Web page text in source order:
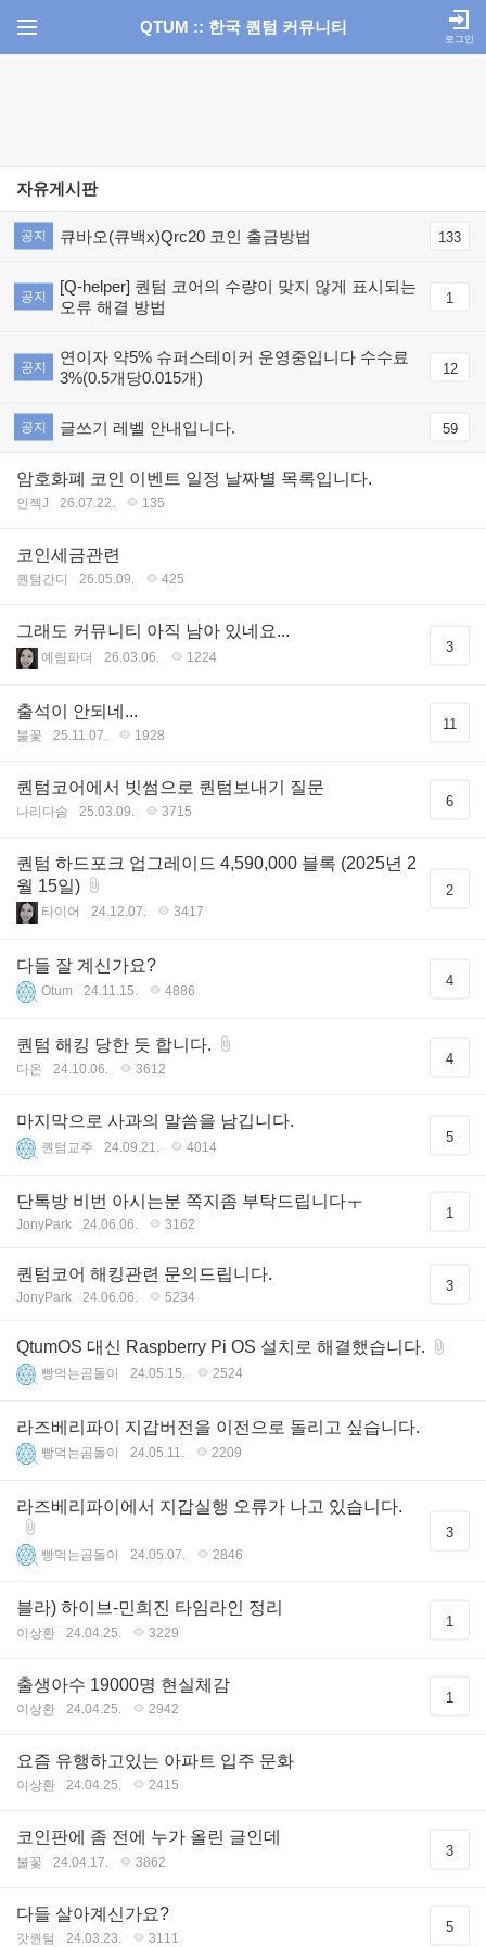
QTUM :: 한국 퀀텀 커뮤니티
로그인
자유게시판
공지 큐바오(큐백x)Qrc20 코인 출금방법 133
공지
[Q-helper] 퀀텀 코어의 수량이 맞지 않게 표시되는
오류 해결 방법
1
공지
연이자 약5% 슈퍼스테이커 운영중입니다 수수료
3%(0.5개당0.015개)
12
공지 글쓰기 레벨 안내입니다. 59
암호화폐 코인 이벤트 일정 날짜별 목록입니다.
인젝J 26.07.22. 135
코인세금관련
퀀텀간디 26.05.09. 425
그래도 커뮤니티 아직 남아 있네요...
예림파더 26.03.06. 1224
3
출석이 안되네...
불꽃 25.11.07. 1928
11
퀀텀코어에서 빗썸으로 퀀텀보내기 질문
나리다솜 25.03.09. 3715
6
퀀텀 하드포크 업그레이드 4,590,000 블록 (2025년 2
월 15일)
타이어 24.12.07. 3417
2
다들 잘 계신가요?
Otum 24.11.15. 4886
4
퀀텀 해킹 당한 듯 합니다.
다온 24.10.06. 3612
4
마지막으로 사과의 말씀을 남깁니다.
퀀텀교주 24.09.21. 4014
5
단톡방 비번 아시는분 쪽지좀 부탁드립니다ㅜ
JonyPark 24.06.06. 3162
1
퀀텀코어 해킹관련 문의드립니다.
JonyPark 24.06.06. 5234
3
QtumOS 대신 Raspberry Pi OS 설치로 해결했습니다.
빵먹는곰돌이 24.05.15. 2524
라즈베리파이 지갑버전을 이전으로 돌리고 싶습니다.
빵먹는곰돌이 24.05.11. 2209
라즈베리파이에서 지갑실행 오류가 나고 있습니다.
빵먹는곰돌이 24.05.07. 2846
3
블라) 하이브-민희진 타임라인 정리
이상환 24.04.25. 3229
1
출생아수 19000명 현실체감
이상환 24.04.25. 2942
1
요즘 유행하고있는 아파트 입주 문화
이상환 24.04.25. 2415
코인판에 좀 전에 누가 올린 글인데
불꽃 24.04.17. 3862
3
다들 살아계신가요?
갓퀀텀 24.03.23. 3111
5